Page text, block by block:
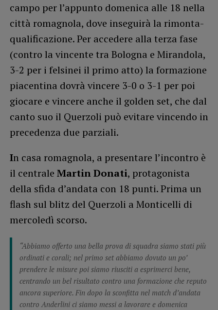
campo per l’appunto domenica alle 18 nella
città romagnola, dove inseguirà la rimonta-
qualificazione. Per accedere alla terza fase
(contro la vincente tra Bologna e Mirandola,
3-2 per i felsinei il primo atto) la formazione
piacentina dovrà vincere 3-0 o 3-1 per poi
giocare e vincere anche il golden set, che dal
canto suo il Querzoli può evitare vincendo in
precedenza due parziali.
In casa romagnola, a presentare l’incontro è
il centrale Martin Donati, protagonista
della sfida d’andata con 18 punti. Prima un
flash sul blitz del Querzoli a Monticelli di
mercoledì scorso.
“Abbiamo offerto una bella prova di squadra siamo stati più
ordinati e corali; nel primo set abbiamo dovuto un po’
prendere le misure poi siamo riusciti a esprimerci bene,
centrando un bel risultato contro una formazione che reputo
ancora superiore. Fin dopo la sconfitta nel match d’andata
contro Anderlini ci siamo messi a lavorare e domenica